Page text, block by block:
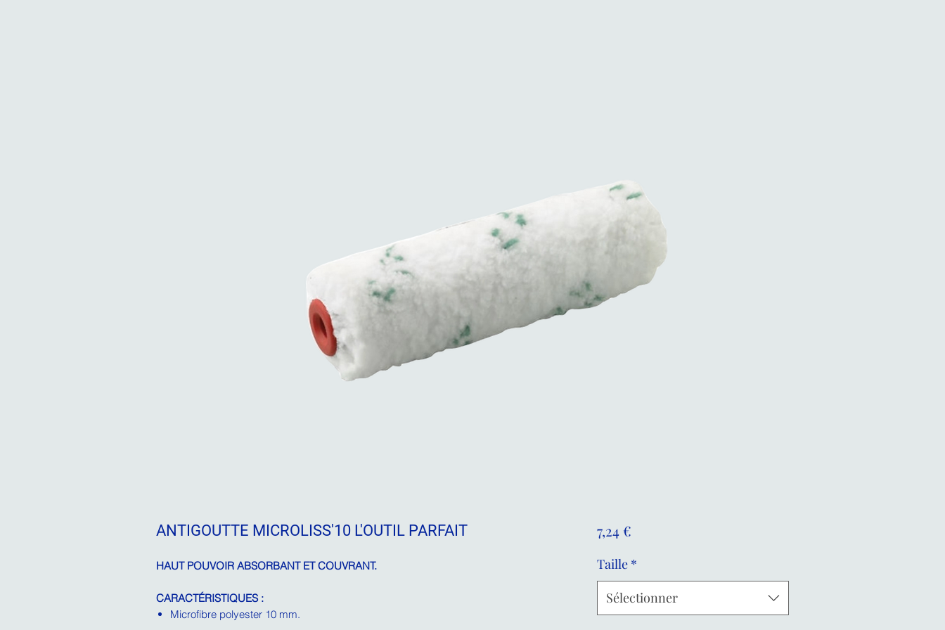
ANTIGOUTTE MICROLISS'10 L'OUTIL PARFAIT
HAUT POUVOIR ABSORBANT ET COUVRANT.
CARACTÉRISTIQUES :
Microfibre polyester 10 mm.
7,24 €Prix
Taille *
Sélectionner